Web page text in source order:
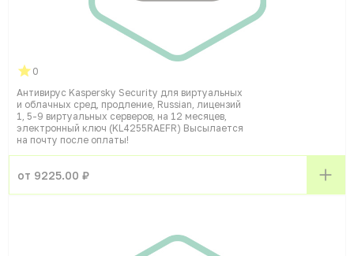
0
Антивирус Kaspersky Security для виртуальных
и облачных сред, продление, Russian, лицензий
1, 5-9 виртуальных серверов, на 12 месяцев,
электронный ключ (KL4255RAEFR) Высылается
на почту после оплаты!
от 9225.00 ₽